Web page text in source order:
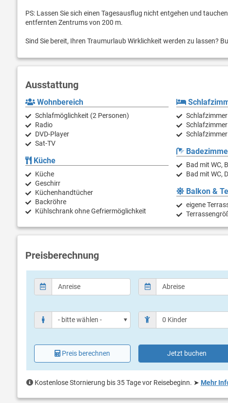
PS: Lassen Sie sich einen Tagesausflug nicht entgehen und
entfernten Zentrums von 200 m.
Sind Sie bereit, Ihren Traumurlaub Wirklichkeit werden zu lassen?
Ausstattung
Wohnbereich
Schlafmöglichkeit (2 Personen)
Radio
DVD-Player
Sat-TV
Küche
Küche
Geschirr
Küchenhandtücher
Backröhre
Kühlschrank ohne Gefriermöglichkeit
Bad mit WC,
Bad mit WC,
Balkon &
eigene
Preisberechnung
Preis berechnen Jetzt buchen
Kostenlose Stornierung bis 35 Tage vor Reisebeginn. ➤ Mehr